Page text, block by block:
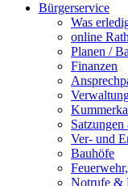
Bürgerservice
Was
online
Planen /
Finanzen
Ver- und
Bauhöfe
Notrufe &